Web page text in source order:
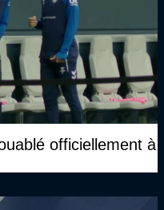
officiellement à